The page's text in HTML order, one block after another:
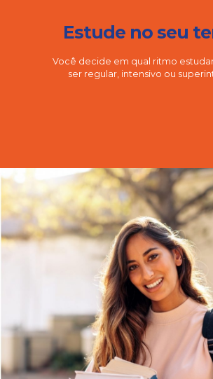
Estude no seu
Você decide em qual ritmo
ser regular, intensivo ou